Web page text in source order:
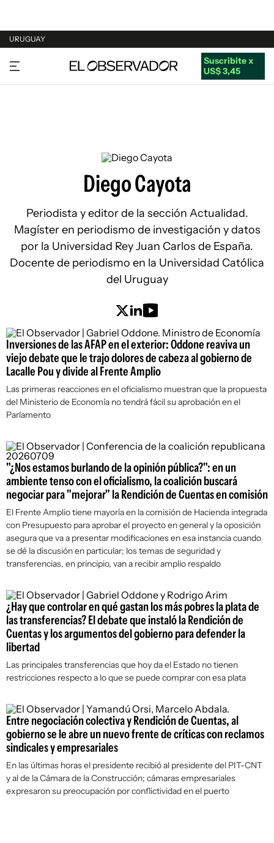
URUGUAY
URUGUAY
ARGENTINA
Suscribite x
US$ 3,45
Diego Cayota
Periodista y editor de la sección Actualidad.
Magíster en periodismo de investigación y datos
por la Universidad Rey Juan Carlos de España.
Docente de periodismo en la Universidad Católica
del Uruguay
Inversiones de las AFAP en el exterior: Oddone reaviva un
viejo debate que le trajo dolores de cabeza al gobierno de
Lacalle Pou y divide al Frente Amplio
Las primeras reacciones en el oficialismo muestran que la propuesta
del Ministerio de Economía no tendrá fácil su aprobación en el
Parlamento
"¿Nos estamos burlando de la opinión pública?": en un
ambiente tenso con el oficialismo, la coalición buscará
negociar para "mejorar" la Rendición de Cuentas en comisión
El Frente Amplio tiene mayoría en la comisión de Hacienda integrada
con Presupuesto para aprobar el proyecto en general y la oposición
asegura que va a presentar modificaciones en esa instancia cuando
se dé la discusión en particular; los temas de seguridad y
transferencias, en principio, van a recibir amplio respaldo
¿Hay que controlar en qué gastan los más pobres la plata de
las transferencias? El debate que instaló la Rendición de
Cuentas y los argumentos del gobierno para defender la
libertad
Las principales transferencias que hoy da el Estado no tienen
restricciones respecto a lo que se puede comprar con esa plata
Entre negociación colectiva y Rendición de Cuentas, al
gobierno se le abre un nuevo frente de críticas con reclamos
sindicales y empresariales
En las últimas horas el presidente recibió al presidente del PIT-CNT
y al de la Cámara de la Construcción; cámaras empresariales
expresaron su preocupación por conflictividad en el puerto